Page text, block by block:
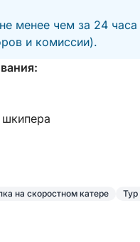
менее чем за 24
и комиссии).
на скоростном катере Тур